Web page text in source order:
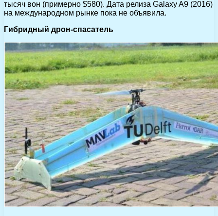
тысяч вон (примерно $580). Дата релиза Galaxy A9 (2016)
на международном рынке пока не объявила.
Гибридный дрон-спасатель